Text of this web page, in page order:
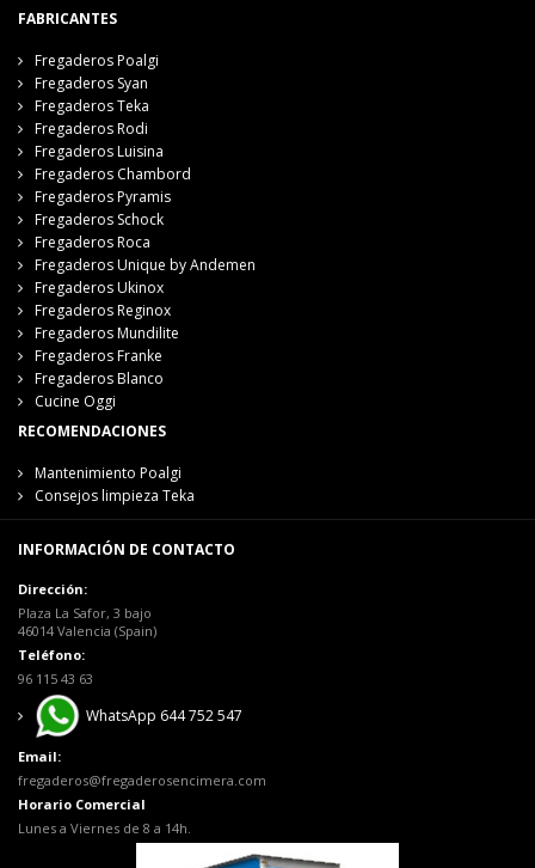
FABRICANTES
Fregaderos Poalgi
Fregaderos Syan
Fregaderos Teka
Fregaderos Rodi
Fregaderos Luisina
Fregaderos Chambord
Fregaderos Pyramis
Fregaderos Schock
Fregaderos Roca
Fregaderos Unique by Andemen
Fregaderos Ukinox
Fregaderos Reginox
Fregaderos Mundilite
Fregaderos Franke
Fregaderos Blanco
Cucine Oggi
RECOMENDACIONES
Mantenimiento Poalgi
Consejos limpieza Teka
INFORMACIÓN DE CONTACTO
Dirección:
Plaza La Safor, 3 bajo
46014 Valencia (Spain)
Teléfono:
96 115 43 63
WhatsApp 644 752 547
Email:
fregaderos@fregaderosencimera.com
Horario Comercial
Lunes a Viernes de 8 a 14h.